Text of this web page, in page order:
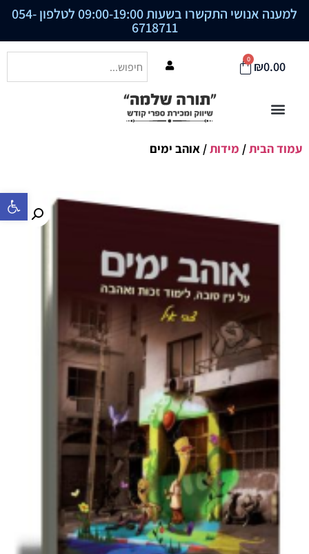
פתח סרגל
למענה אנושי התקשרו בשעות 09:00-19:00 לטלפון 054-
6718711
₪0.00
0
עמוד הבית/ מידות/ אוהב ימים